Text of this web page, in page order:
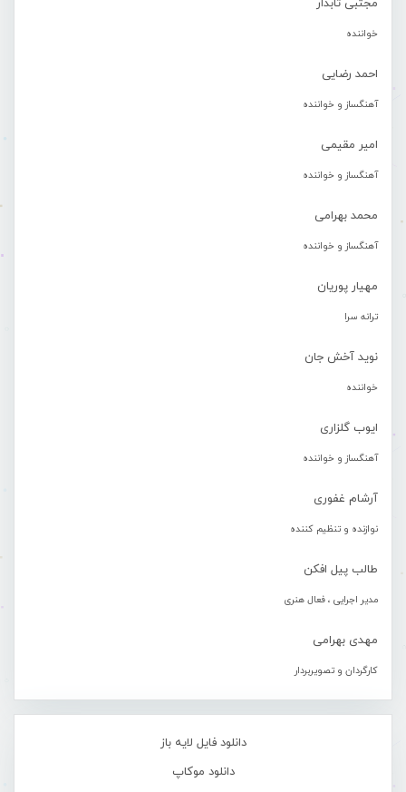
مجتبی تابدار
خواننده
احمد رضایی
آهنگساز و خواننده
امیر مقیمی
آهنگساز و خواننده
محمد بهرامی
آهنگساز و خواننده
مهیار پوریان
ترانه سرا
نوید آخش جان
خواننده
ایوب گلزاری
آهنگساز و خواننده
آرشام غفوری
نوازنده و تنظیم کننده
طالب پیل افکن
مدیر اجرایی ، فعال هنری
مهدی بهرامی
کارگردان و تصویربردار
دانلود فایل لایه باز
دانلود موکاپ